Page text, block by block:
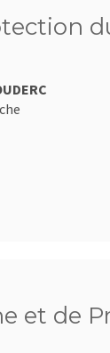
et de